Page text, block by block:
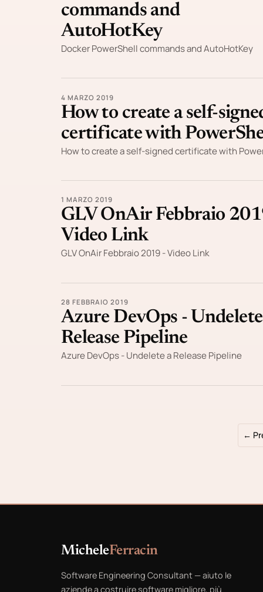
commands and
AutoHotKey
Docker PowerShell commands and AutoHotKey
4 MARZO 2019
How to create a self-
certificate with
How to create a self-signed certificate with
1 MARZO 2019
GLV OnAir Febbraio
Video Link
GLV OnAir Febbraio 2019 - Video Link
28 FEBBRAIO 2019
Azure DevOps -
Release Pipeline
Azure DevOps - Undelete a Release Pipeline
←
MicheleFerracin
Software Engineering Consultant — aiuto le
aziende a costruire software migliore, più